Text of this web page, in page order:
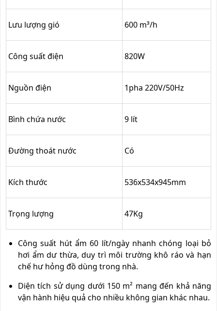
Lưu lượng gió 600 m³/h
Công suất điện 820W
Nguồn điện 1pha 220V/50Hz
Bình chứa nước 9 lít
Đường thoát nước Có
Kích thước 536x534x945mm
Trọng lượng 47Kg
Công suất hút ẩm 60 lít/ngày nhanh chóng loại bỏ
hơi ẩm dư thừa, duy trì môi trường khô ráo và hạn
chế hư hỏng đồ dùng trong nhà.
Diện tích sử dụng dưới 150 m² mang đến khả năng
vận hành hiệu quả cho nhiều không gian khác nhau.